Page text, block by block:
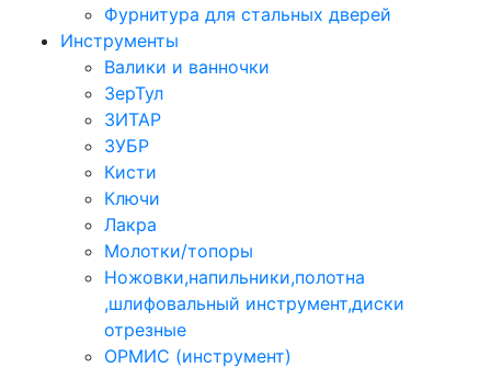
Фурнитура для стальных дверей
Инструменты
Валики и ванночки
ЗерТул
ЗИТАР
ЗУБР
Кисти
Ключи
Лакра
Молотки/топоры
Ножовки,напильники,полотна
,шлифовальный инструмент,диски
отрезные
ОРМИС (инструмент)